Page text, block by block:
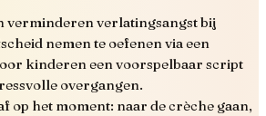
verminderen verlatingsangst bij
nemen te oefenen via een
kinderen een voorspelbaar script
overgangen.
op het moment: naar de crèche gaan,